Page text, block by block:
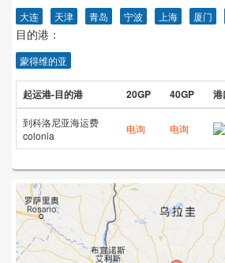
大连 天津 青岛 宁波 上海 厦门
目的港：
蒙得维的亚
起运港-目的港 20GP 40GP 港
到科洛尼亚海运费
colonia
电询 电询